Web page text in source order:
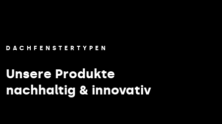
DACHFENSTERTYPEN
Unsere Produkte
nachhaltig & innovativ